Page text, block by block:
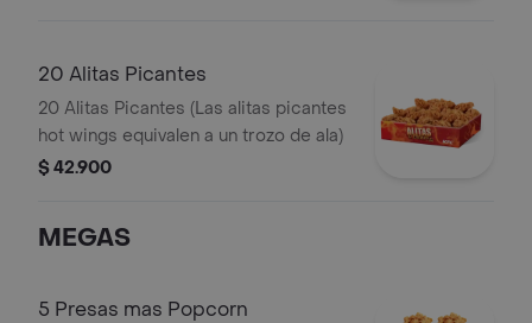
20 Alitas Picantes
20 Alitas Picantes (Las alitas picantes
hot wings equivalen a un trozo de ala)
$ 42.900
MEGAS
5 Presas mas Popcorn